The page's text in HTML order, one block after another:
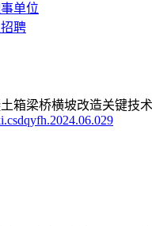
单位
聘
箱梁桥横坡改造关键技